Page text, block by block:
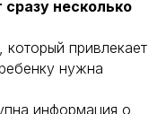
несколько
привлекает
нужна
информация о